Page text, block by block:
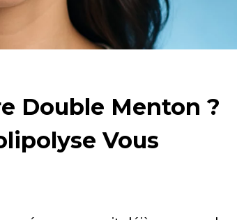
Double Menton ?
Vous